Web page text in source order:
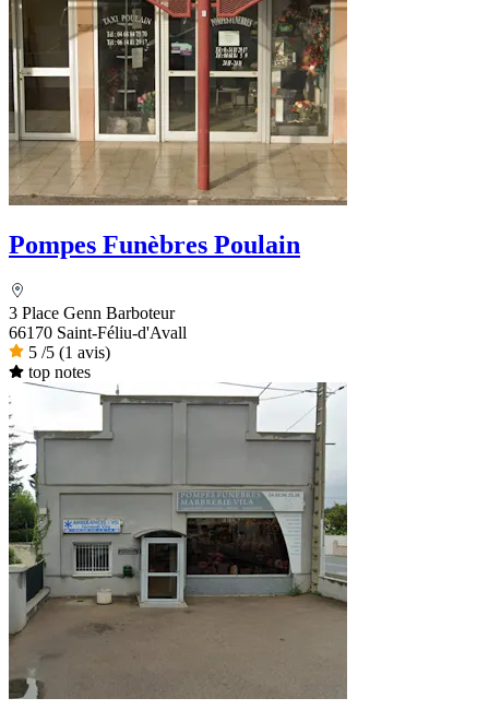
Pompes Funèbres Poulain
3 Place Genn Barboteur
66170 Saint-Féliu-d'Avall
5 /5 (1 avis)
top notes